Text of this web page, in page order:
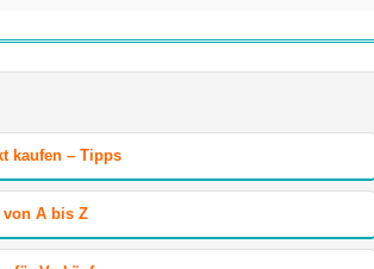
kaufen – Tipps
von A bis Z